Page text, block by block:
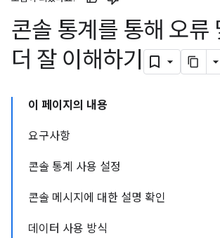
콘솔 통계를 통해 오류
더 잘 이해하기
이 페이지의 내용
요구사항
콘솔 통계 사용 설정
콘솔 메시지에 대한 설명 확인
데이터 사용 방식